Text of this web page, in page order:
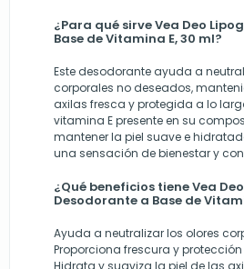
¿Para qué sirve Vea Deo
Base de Vitamina E, 30 ml?
Este desodorante ayuda a
corporales no deseados,
axilas fresca y protegida a lo
vitamina E presente en su
mantener la piel suave e
una sensación de bienestar y
¿Qué beneficios tiene Vea
Desodorante a Base de
Ayuda a neutralizar los olores
Proporciona frescura y
Hidrata y suaviza la piel de las